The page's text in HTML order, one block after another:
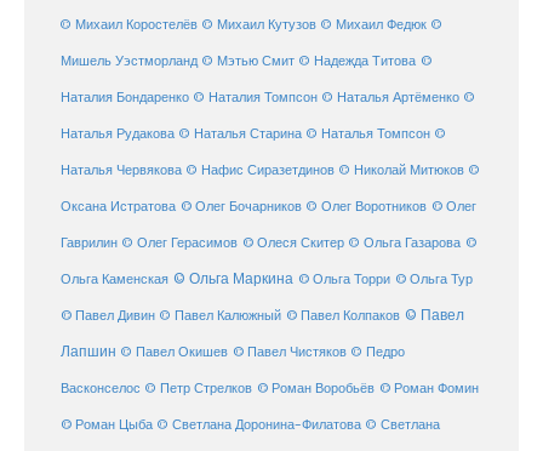
© Михаил Коростелёв © Михаил Кутузов © Михаил Федюк ©
Мишель Уэстморланд © Мэтью Смит © Надежда Титова ©
Наталия Бондаренко © Наталия Томпсон © Наталья Артёменко ©
Наталья Рудакова © Наталья Старина © Наталья Томпсон ©
Наталья Червякова © Нафис Сиразетдинов © Николай Митюков ©
Оксана Истратова © Олег Бочарников © Олег Воротников © Олег
Гаврилин © Олег Герасимов © Олеся Скитер © Ольга Газарова ©
Ольга Каменская © Ольга Маркина © Ольга Торри © Ольга Тур
© Павел Дивин © Павел Калюжный © Павел Колпаков © Павел
Лапшин © Павел Окишев © Павел Чистяков © Педро
Васконселос © Петр Стрелков © Роман Воробьёв © Роман Фомин
© Роман Цыба © Светлана Доронина-Филатова © Светлана